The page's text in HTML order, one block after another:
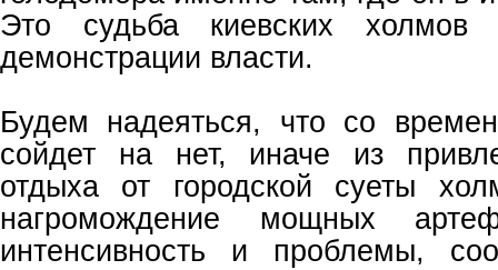
Это судьба киевских
демонстрации власти.
Будем надеяться, что со
сойдет на нет, иначе из
отдыха от городской суеты
нагромождение мощных
интенсивность и проблемы,